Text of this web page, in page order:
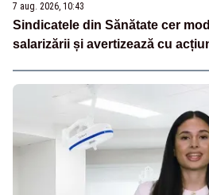
7 aug. 2026, 10:43
Sindicatele din Sănătate cer
salarizării și avertizează cu